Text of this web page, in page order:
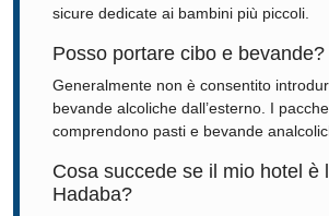
sicure dedicate ai bambini più piccoli.
Posso portare cibo e bevande?
Generalmente non è consentito
bevande alcoliche dall’esterno. I
comprendono pasti e bevande
Cosa succede se il mio hotel è
Hadaba?